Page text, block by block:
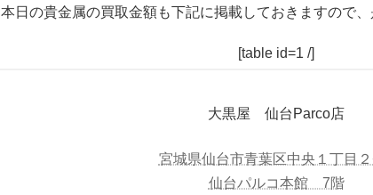
本日の貴金属の買取金額も下記に掲載しておきますので
[table id=1 /]
大黒屋 仙台Parco店
宮城県仙台市青葉区中央１丁目２
仙台パルコ本館 7階